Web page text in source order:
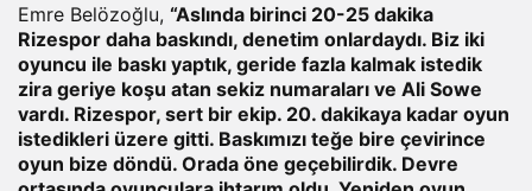
Emre Belözoğlu, “Aslında birinci 20-25 dakika
Rizespor daha baskındı, denetim onlardaydı. Biz iki
oyuncu ile baskı yaptık, geride fazla kalmak istedik
zira geriye koşu atan sekiz numaraları ve Ali Sowe
vardı. Rizespor, sert bir ekip. 20. dakikaya kadar oyun
istedikleri üzere gitti. Baskımızı teğe bire çevirince
oyun bize döndü. Orada öne geçebilirdik. Devre